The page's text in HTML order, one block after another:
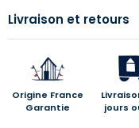
Livraison et retours
Origine France
Garantie
jours